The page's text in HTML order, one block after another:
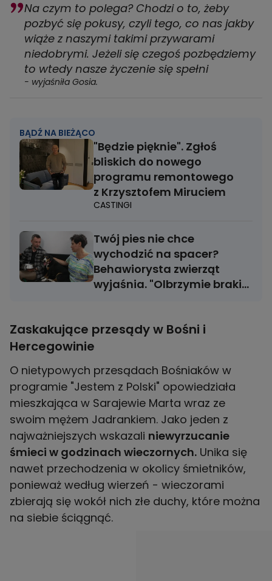
Na czym to polega? Chodzi o to, żeby
pozbyć się pokusy, czyli tego, co nas jakby
wiąże z naszymi takimi przywarami
niedobrymi. Jeżeli się czegoś pozbędziemy
to wtedy nasze życzenie się spełni
- wyjaśniła Gosia.
BĄDŹ NA BIEŻĄCO
"Będzie pięknie". Zgłoś
bliskich do nowego
programu remontowego
z Krzysztofem Miruciem
CASTINGI
Twój pies nie chce
wychodzić na spacer?
Behawiorysta zwierząt
wyjaśnia. "Olbrzymie braki
Zaskakujące przesądy w Bośni i
Hercegowinie
O nietypowych przesądach Bośniaków w
programie "Jestem z Polski" opowiedziała
mieszkająca w Sarajewie Marta wraz ze
swoim mężem Jadrankiem. Jako jeden z
najważniejszych wskazali niewyrzucanie
śmieci w godzinach wieczornych. Unika się
nawet przechodzenia w okolicy śmietników,
ponieważ według wierzeń - wieczorami
zbierają się wokół nich złe duchy, które można
na siebie ściągnąć.